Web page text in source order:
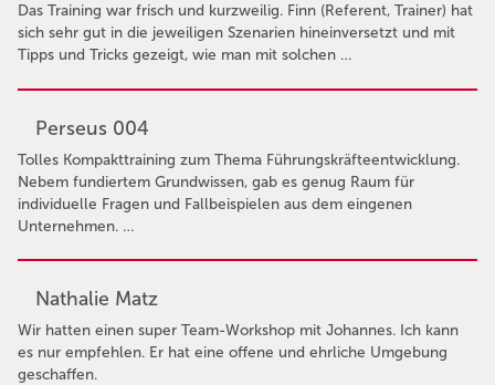
Das Training war frisch und kurzweilig. Finn (Referent, Trainer) hat
sich sehr gut in die jeweiligen Szenarien hineinversetzt und mit
Tipps und Tricks gezeigt, wie man mit solchen …
Perseus 004
Tolles Kompakttraining zum Thema Führungskräfteentwicklung.
Nebem fundiertem Grundwissen, gab es genug Raum für
individuelle Fragen und Fallbeispielen aus dem eingenen
Unternehmen. …
Nathalie Matz
Wir hatten einen super Team-Workshop mit Johannes. Ich kann
es nur empfehlen. Er hat eine offene und ehrliche Umgebung
geschaffen.